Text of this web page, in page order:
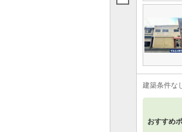
建築条件な
おすすめ